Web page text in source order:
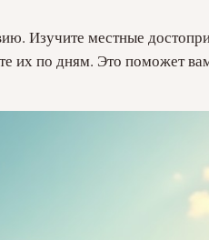
Изучите местные
их по дням. Это поможет